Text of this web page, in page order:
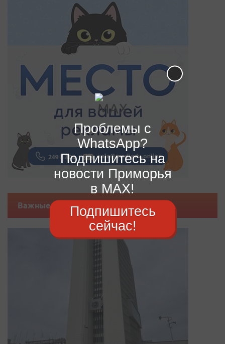
Важные новости
Проблемы с
WhatsApp?
Подпишитесь на
новости Приморья
в MAX!
Подпишитесь
сейчас!